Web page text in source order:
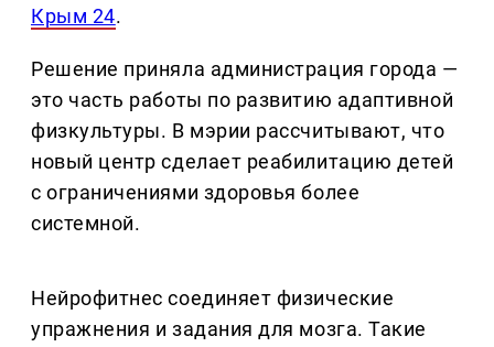
Крым 24.
Решение приняла администрация города —
это часть работы по развитию адаптивной
физкультуры. В мэрии рассчитывают, что
новый центр сделает реабилитацию детей
с ограничениями здоровья более
системной.
Нейрофитнес соединяет физические
упражнения и задания для мозга. Такие